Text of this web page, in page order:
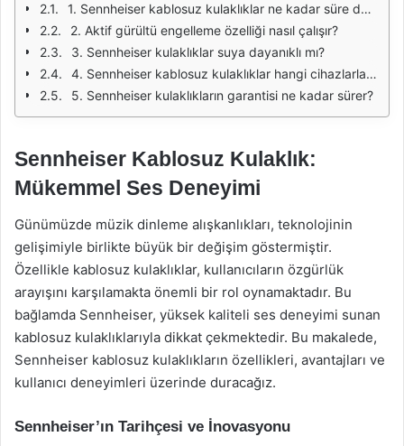
1. Sennheiser kablosuz kulaklıklar ne kadar süre dayanır?
2. Aktif gürültü engelleme özelliği nasıl çalışır?
3. Sennheiser kulaklıklar suya dayanıklı mı?
4. Sennheiser kablosuz kulaklıklar hangi cihazlarla uyumlu?
5. Sennheiser kulaklıkların garantisi ne kadar sürer?
Sennheiser Kablosuz Kulaklık:
Mükemmel Ses Deneyimi
Günümüzde müzik dinleme alışkanlıkları, teknolojinin
gelişimiyle birlikte büyük bir değişim göstermiştir.
Özellikle kablosuz kulaklıklar, kullanıcıların özgürlük
arayışını karşılamakta önemli bir rol oynamaktadır. Bu
bağlamda Sennheiser, yüksek kaliteli ses deneyimi sunan
kablosuz kulaklıklarıyla dikkat çekmektedir. Bu makalede,
Sennheiser kablosuz kulaklıkların özellikleri, avantajları ve
kullanıcı deneyimleri üzerinde duracağız.
Sennheiser’ın Tarihçesi ve İnovasyonu